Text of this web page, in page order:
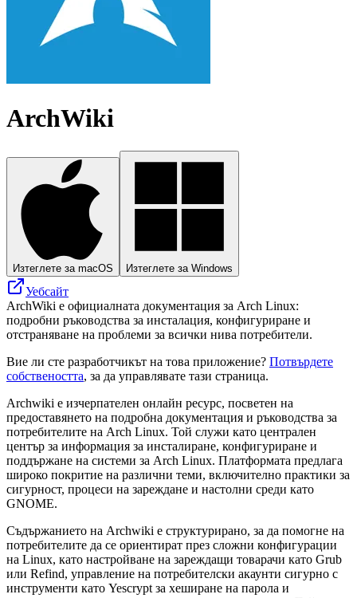
ArchWiki
Изтеглете за macOS Изтеглете за Windows
Уебсайт
ArchWiki е официалната документация за Arch Linux:
подробни ръководства за инсталация, конфигуриране и
отстраняване на проблеми за всички нива потребители.
Вие ли сте разработчикът на това приложение? Потвърдете
собствеността, за да управлявате тази страница.
Archwiki е изчерпателен онлайн ресурс, посветен на
предоставянето на подробна документация и ръководства за
потребителите на Arch Linux. Той служи като централен
център за информация за инсталиране, конфигуриране и
поддържане на системи за Arch Linux. Платформата предлага
широко покритие на различни теми, включително практики за
сигурност, процеси на зареждане и настолни среди като
GNOME.
Съдържанието на Archwiki е структурирано, за да помогне на
потребителите да се ориентират през сложни конфигурации
на Linux, като настройване на зареждащи товарачи като Grub
или Refind, управление на потребителски акаунти сигурно с
инструменти като Yescrypt за хеширане на парола и